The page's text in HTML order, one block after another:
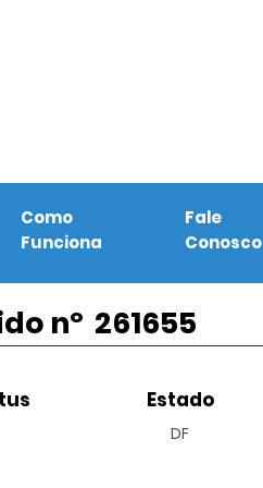
Como
Funciona
Fale
Conosco
nº 261655
Estado
DF